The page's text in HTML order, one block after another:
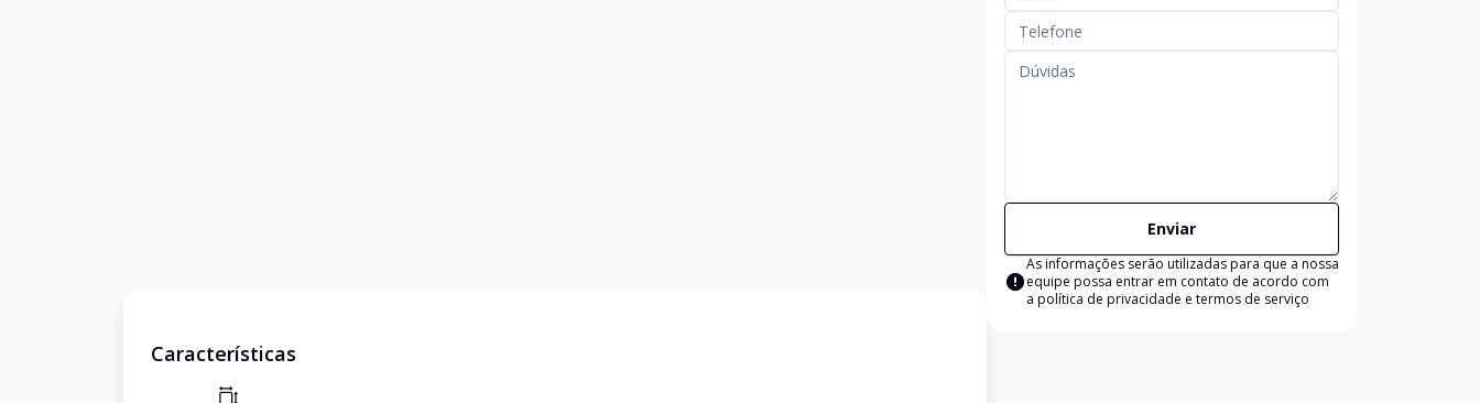
Características
Enviar
As informações serão utilizadas para que a nossa
equipe possa entrar em contato de acordo com
a política de privacidade e termos de serviço